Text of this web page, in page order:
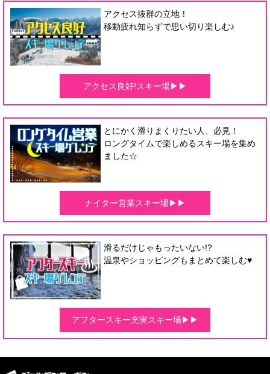
アクセス抜群の立地！
移動疲れ知らずで思い切り楽しむ♪
アクセス良好!スキー場▶▶
とにかく滑りまくりたい人、必見！
ロングタイムで楽しめるスキー場を集め
ました☆
ナイター営業スキー場▶▶
滑るだけじゃもったいない!?
温泉やショッピングもまとめて楽しむ♥
アフタースキー充実スキー場▶▶